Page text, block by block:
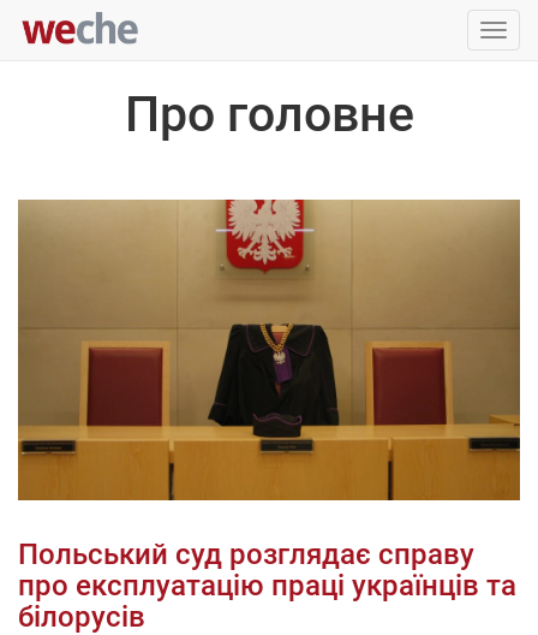
Про головне
Польський суд розглядає справу
про експлуатацію праці українців та
білорусів